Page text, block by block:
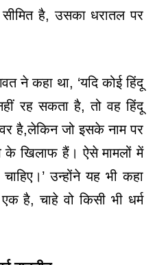
है, उसका धरातल पर
ने कहा था, ‘यदि कोई हिंदू
रह सकता है, तो वह हिंदू
है,लेकिन जो इसके नाम पर
के खिलाफ हैं। ऐसे मामलों में
उन्होंने यह भी कहा
है, चाहे वो किसी भी धर्म